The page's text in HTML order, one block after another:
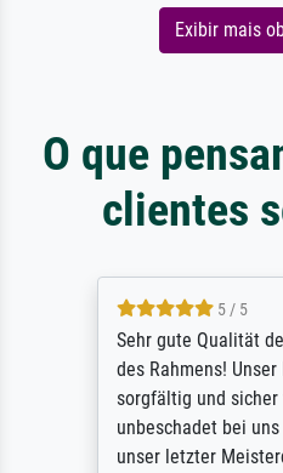
Exibir mais
O que
clientes
5 / 5
Sehr gute Qualität
des Rahmens! Unser
sorgfältig und sicher
unbeschadet bei uns
unser letzter